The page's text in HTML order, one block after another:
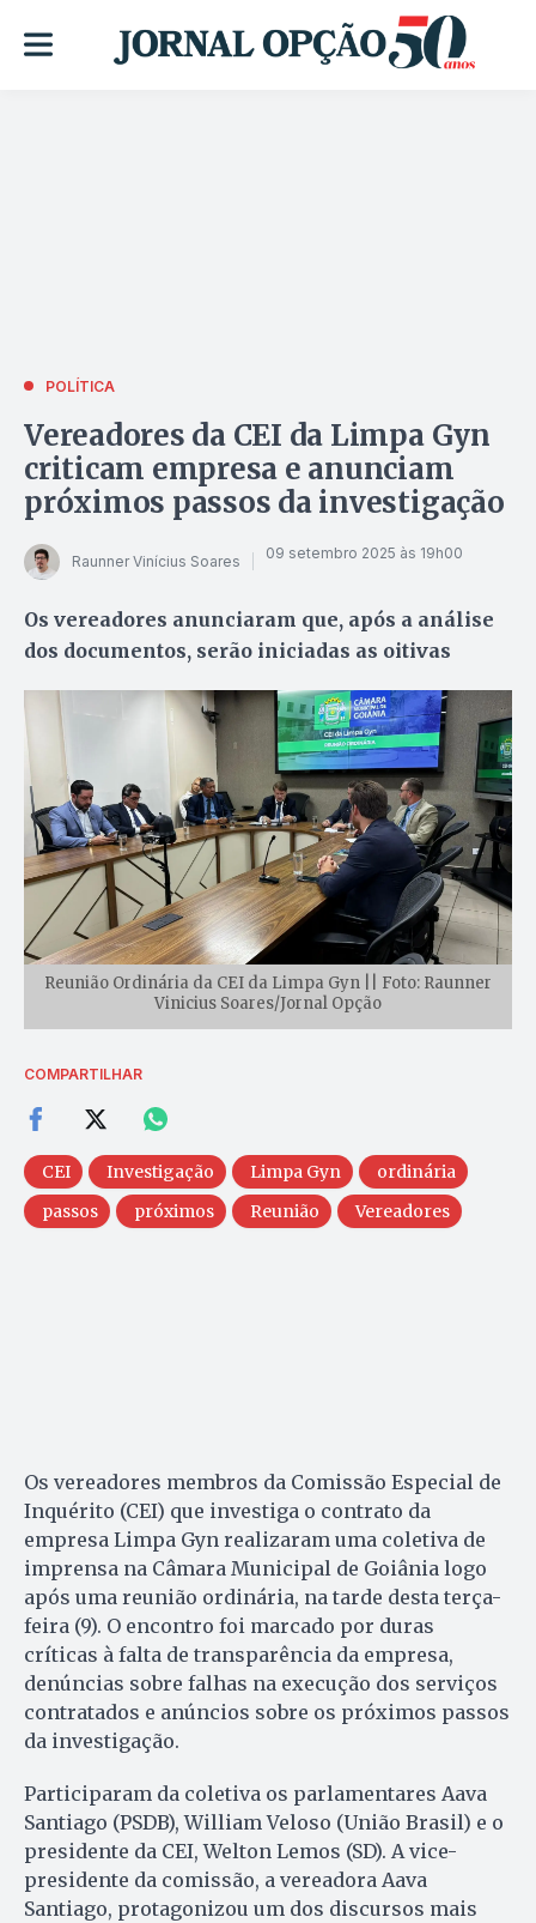
POLÍTICA
Vereadores da CEI da Limpa Gyn
criticam empresa e anunciam
próximos passos da investigação
Raunner Vinícius Soares 09 setembro 2025 às 19h00
Os vereadores anunciaram que, após a análise
dos documentos, serão iniciadas as oitivas
Reunião Ordinária da CEI da Limpa Gyn || Foto: Raunner
Vinicius Soares/Jornal Opção
COMPARTILHAR
CEI Investigação Limpa Gyn
ordinária
passos
próximos Reunião Vereadores
Os vereadores membros da Comissão Especial de
Inquérito (CEI) que investiga o contrato da
empresa Limpa Gyn realizaram uma coletiva de
imprensa na Câmara Municipal de Goiânia logo
após uma reunião ordinária, na tarde desta terça-
feira (9). O encontro foi marcado por duras
críticas à falta de transparência da empresa,
denúncias sobre falhas na execução dos serviços
contratados e anúncios sobre os próximos passos
da investigação.
Participaram da coletiva os parlamentares Aava
Santiago (PSDB), William Veloso (União Brasil) e o
presidente da CEI, Welton Lemos (SD). A vice-
presidente da comissão, a vereadora Aava
Santiago, protagonizou um dos discursos mais